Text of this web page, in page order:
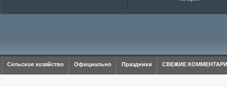
Сельское хозяйство Официально Праздники СВЕЖИЕ